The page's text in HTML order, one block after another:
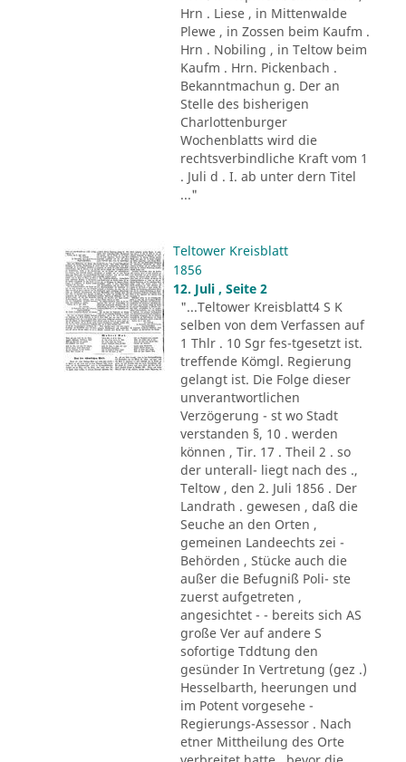
Hrn . Liese , in Mittenwalde
Plewe , in Zossen beim Kaufm .
Hrn . Nobiling , in Teltow beim
Kaufm . Hrn. Pickenbach .
Bekanntmachun g. Der an
Stelle des bisherigen
Charlottenburger
Wochenblatts wird die
rechtsverbindliche Kraft vom 1
. Juli d . I. ab unter dern Titel
..."
Teltower Kreisblatt
1856
12. Juli , Seite 2
"...Teltower Kreisblatt4 S K
selben von dem Verfassen auf
1 Thlr . 10 Sgr fes-tgesetzt ist.
treffende Kömgl. Regierung
gelangt ist. Die Folge dieser
unverantwortlichen
Verzögerung - st wo Stadt
verstanden §, 10 . werden
können , Tir. 17 . Theil 2 . so
der unterall- liegt nach des .,
Teltow , den 2. Juli 1856 . Der
Landrath . gewesen , daß die
Seuche an den Orten ,
gemeinen Landeechts zei -
Behörden , Stücke auch die
außer die Befugniß Poli- ste
zuerst aufgetreten ,
angesichtet - - bereits sich AS
große Ver auf andere S
sofortige Tddtung den
gesünder In Vertretung (gez .)
Hesselbarth, heerungen und
im Potent vorgesehe -
Regierungs-Assessor . Nach
etner Mittheilung des Orte